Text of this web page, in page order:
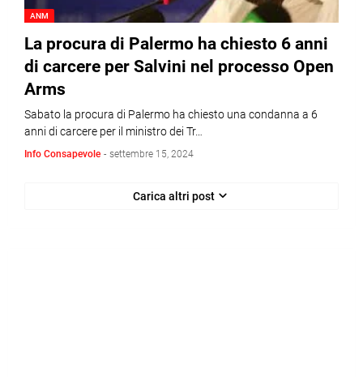
ANM
La procura di Palermo ha chiesto 6 anni
di carcere per Salvini nel processo Open
Arms
Sabato la procura di Palermo ha chiesto una condanna a 6
anni di carcere per il ministro dei Tr…
Info Consapevole - settembre 15, 2024
Carica altri post